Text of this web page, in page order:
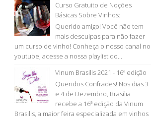
Curso Gratuito de Noções
Básicas Sobre Vinhos:
Querido amigo! Você não tem
mais desculpas para não fazer
um curso de vinho! Conheça o nosso canal no
youtube, acesse a nossa playlist do...
Vinum Brasilis 2021 - 16ª edição
Queridos Confrades! Nos dias 3
e 4 de Dezembro, Brasília
recebe a 16ª edição da Vinum
Brasilis, a maior feira especializada em vinhos